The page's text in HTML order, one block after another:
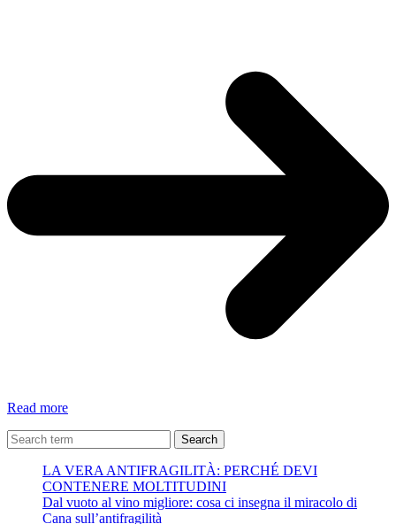
Read moreImpegnati
salvare
mondo
Search
LA VERA ANTIFRAGILITÀ: PERCHÉ DEVI
CONTENERE MOLTITUDINI
Dal vuoto al vino migliore: cosa ci insegna il miracolo di
Cana sull’antifragilità